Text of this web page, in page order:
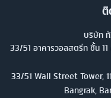
บริษัท
33/51 อาคารวอลสตรีท ชั้น
33/51 Wall Street Tower,
Bangrak,